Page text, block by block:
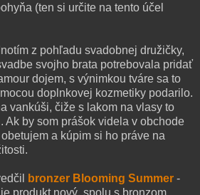
(ten si určite na tento účel
z pohľadu svadobnej družičky,
svojho brata potrebovala pridať
dojem, s výnimkou tváre sa to
doplnkovej kozmetiky podarilo.
vankúši, čiže s lakom na vlasy to
Ak by som prášok videla v obchode
a kúpim si ho práve na
bronzer Blooming Summer -
produkt nový, spolu s bronzom